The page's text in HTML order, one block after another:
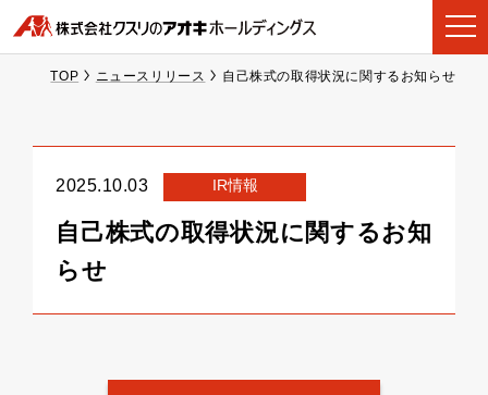
TOP ニュースリリース 自己株式の取得状況に関するお知らせ
2025.10.03 IR情報
自己株式の取得状況に関するお知
らせ